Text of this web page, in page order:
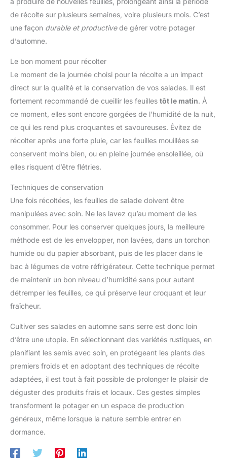
de récolte sur plusieurs semaines, voire plusieurs mois. C’est
une façon durable et productivede gérer votre potager
d’automne.
Le bon moment pour récolter
Le moment de la journée choisi pour la récolte a un impact
direct sur la qualité et la conservation de vos salades. Il est
fortement recommandé de cueillir les feuilles tôt le matin. À
ce moment, elles sont encore gorgées de l’humidité de la nuit,
ce qui les rend plus croquantes et savoureuses. Évitez de
récolter après une forte pluie, car les feuilles mouillées se
conservent moins bien, ou en pleine journée ensoleillée, où
elles risquent d’être flétries.
Techniques de conservation
Une fois récoltées, les feuilles de salade doivent être
manipulées avec soin. Ne les lavez qu’au moment de les
consommer. Pour les conserver quelques jours, la meilleure
méthode est de les envelopper, non lavées, dans un torchon
humide ou du papier absorbant, puis de les placer dans le
bac à légumes de votre réfrigérateur. Cette technique permet
de maintenir un bon niveau d’humidité sans pour autant
détremper les feuilles, ce qui préserve leur croquant et leur
fraîcheur.
Cultiver ses salades en automne sans serre est donc loin
d’être une utopie. En sélectionnant des variétés rustiques, en
planifiant les semis avec soin, en protégeant les plants des
premiers froids et en adoptant des techniques de récolte
adaptées, il est tout à fait possible de prolonger le plaisir de
déguster des produits frais et locaux. Ces gestes simples
transforment le potager en un espace de production
généreux, même lorsque la nature semble entrer en
dormance.